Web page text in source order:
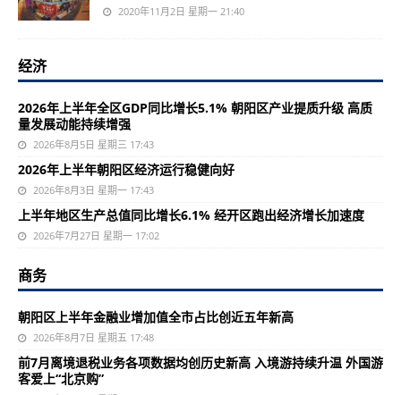
2020年11月2日 星期一 21:40
经济
2026年上半年全区GDP同比增长5.1% 朝阳区产业提质升级 高质
量发展动能持续增强
2026年8月5日 星期三 17:43
2026年上半年朝阳区经济运行稳健向好
2026年8月3日 星期一 17:43
上半年地区生产总值同比增长6.1% 经开区跑出经济增长加速度
2026年7月27日 星期一 17:02
商务
朝阳区上半年金融业增加值全市占比创近五年新高
2026年8月7日 星期五 17:48
前7月离境退税业务各项数据均创历史新高 入境游持续升温 外国游
客爱上“北京购”